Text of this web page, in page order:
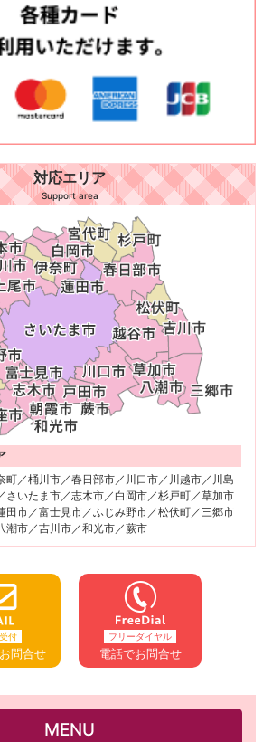
対応エリア
Support area
町／桶川市／春日部市／川口市／川越市／川島
さいたま市／志木市／白岡市／杉戸町／草加市
田市／富士見市／ふじみ野市／松伏町／三郷市
潮市／吉川市／和光市／蕨市
付
問合せ
フリーダイヤル
電話でお問合せ
MENU